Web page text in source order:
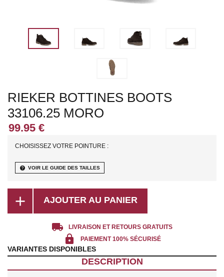
RIEKER BOTTINES BOOTS
33106.25 MORO
CHOISISSEZ VOTRE POINTURE :
help VOIR LE GUIDE DES TAILLES
add AJOUTER AU PANIER
local_shipping LIVRAISON ET RETOURS GRATUITS
lock PAIEMENT 100% SÉCURISÉ
VARIANTES DISPONIBLES
DESCRIPTION